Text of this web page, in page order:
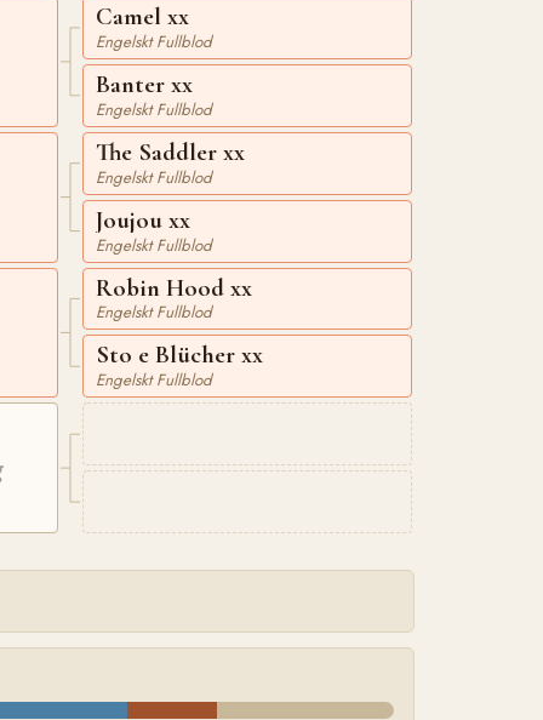
Camel xx
Engelskt Fullblod
Banter xx
Engelskt Fullblod
The Saddler xx
Engelskt Fullblod
Joujou xx
Engelskt Fullblod
Robin Hood xx
Engelskt Fullblod
Sto e Blücher xx
Engelskt Fullblod